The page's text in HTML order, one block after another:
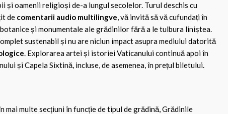
și oamenii religioși de-a lungul secolelor. Turul deschis cu
de comentarii audio multilingve, vă invită să vă cufundați în
și monumentale ale grădinilor fără a le tulbura liniștea.
sustenabil și nu are niciun impact asupra mediului datorită
. Explorarea artei și istoriei Vaticanului continuă apoi în
și Capela Sixtină, incluse, de asemenea, în prețul biletului.
mai multe secțiuni în funcție de tipul de grădină, Grădinile